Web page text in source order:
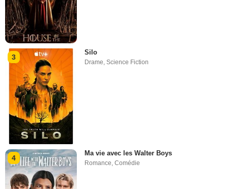
3
Silo
Drame,Science Fiction
4
Ma vie avec les Walter Boys
Romance,Comédie